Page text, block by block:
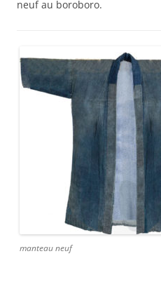
neuf au boroboro.
manteau neuf